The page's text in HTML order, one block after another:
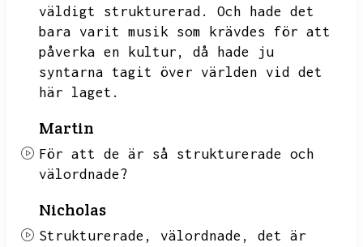
väldigt strukturerad.
Och hade det
bara varit musik som krävdes för att
påverka en kultur,
då hade ju
syntarna tagit över världen vid det
här laget.
Martin
För att de är så strukturerade och
välordnade?
Nicholas
Strukturerade, välordnade,
det är